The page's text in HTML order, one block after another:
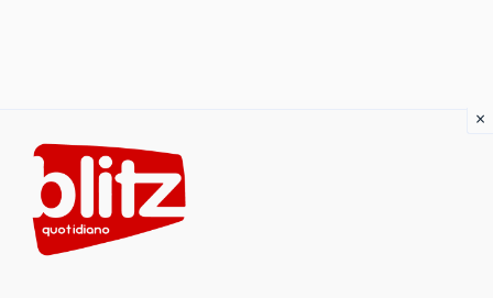
content
×